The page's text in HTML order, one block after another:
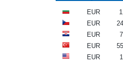
EUR
EUR
EUR
EUR
EUR